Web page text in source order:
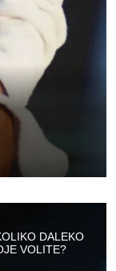
DALEKO
VOLITE?